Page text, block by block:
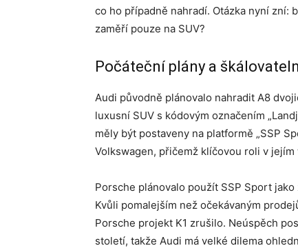
co ho případně nahradí. Otázka nyní zní:
zaměří pouze na SUV?
Počáteční plány a
Audi původně plánovalo nahradit A8
luxusní SUV s kódovým označením
měly být postaveny na platformě „SSP
Volkswagen, přičemž klíčovou roli v
Porsche plánovalo použít SSP Sport
Kvůli pomalejším než očekávaným
Porsche projekt K1 zrušilo. Neúspěch
století, takže Audi má velké dilema